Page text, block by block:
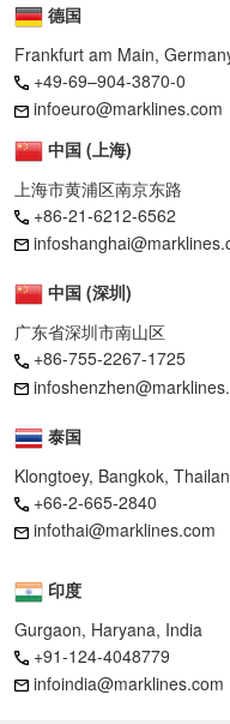
德国
Frankfurt am Main,
+49-69–904-3870-0
infoeuro@marklines.com
中国 (上海)
上海市黄浦区南京东路
+86-21-6212-6562
中国 (深圳)
广东省深圳市南山区
+86-755-2267-1725
泰国
Klongtoey, Bangkok,
+66-2-665-2840
infothai@marklines.com
印度
Gurgaon, Haryana, India
+91-124-4048779
infoindia@marklines.com